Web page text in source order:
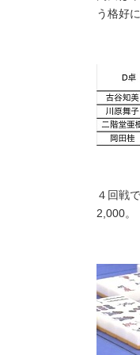
う格好に
４回戦
2,000。